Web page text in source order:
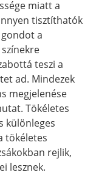
miatt a
tisztíthatók
a
teszi a
ad. Mindezek
megjelenése
Tökéletes
különleges
tökéletes
rejlik,
lesznek.